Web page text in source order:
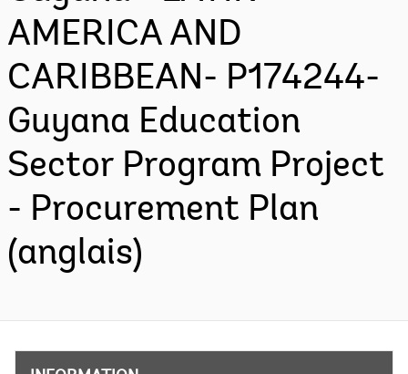
AMERICA AND
CARIBBEAN- P174244-
Guyana Education
Sector Program Project
- Procurement Plan
(anglais)